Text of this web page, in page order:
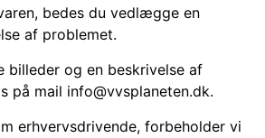
bedes du vedlægge en
af problemet.
billeder og en beskrivelse af
på mail info@vvsplaneten.dk.
erhvervsdrivende, forbeholder vi